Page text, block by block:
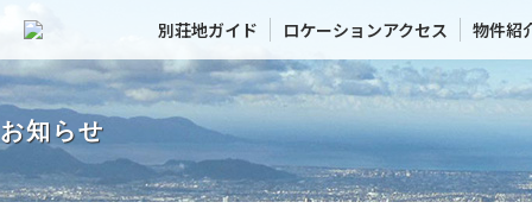
別荘地ガイド ロケーションアクセス 物件紹
お知らせ